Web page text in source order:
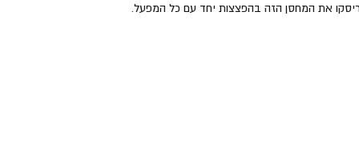
את המחסן הזה בהפצצות יחד עם כל המפעל.